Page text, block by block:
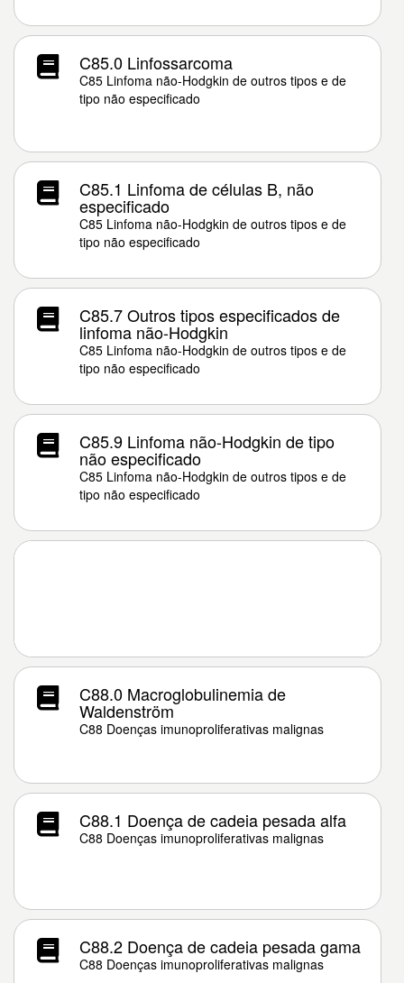
C85.0 Linfossarcoma
C85 Linfoma não-Hodgkin de outros tipos e de
tipo não especificado
C85.1 Linfoma de células B, não
especificado
C85 Linfoma não-Hodgkin de outros tipos e de
tipo não especificado
C85.7 Outros tipos especificados de
linfoma não-Hodgkin
C85 Linfoma não-Hodgkin de outros tipos e de
tipo não especificado
C85.9 Linfoma não-Hodgkin de tipo
não especificado
C85 Linfoma não-Hodgkin de outros tipos e de
tipo não especificado
C88.0 Macroglobulinemia de
Waldenström
C88 Doenças imunoproliferativas malignas
C88.1 Doença de cadeia pesada alfa
C88 Doenças imunoproliferativas malignas
C88.2 Doença de cadeia pesada gama
C88 Doenças imunoproliferativas malignas